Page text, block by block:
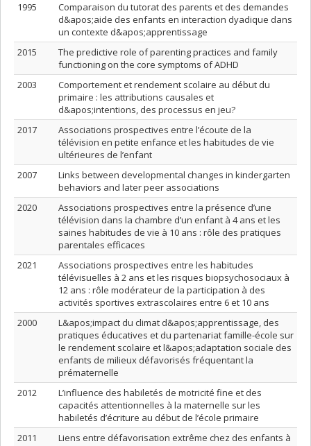
1995
Comparaison du tutorat des parents et des demandes
d&apos;aide des enfants en interaction dyadique dans
un contexte d&apos;apprentissage
2015
The predictive role of parenting practices and family
functioning on the core symptoms of ADHD
2003
Comportement et rendement scolaire au début du
primaire : les attributions causales et
d&apos;intentions, des processus en jeu?
2017
Associations prospectives entre l’écoute de la
télévision en petite enfance et les habitudes de vie
ultérieures de l’enfant
2007
Links between developmental changes in kindergarten
behaviors and later peer associations
2020
Associations prospectives entre la présence d’une
télévision dans la chambre d’un enfant à 4 ans et les
saines habitudes de vie à 10 ans : rôle des pratiques
parentales efficaces
2021
Associations prospectives entre les habitudes
télévisuelles à 2 ans et les risques biopsychosociaux à
12 ans : rôle modérateur de la participation à des
activités sportives extrascolaires entre 6 et 10 ans
2000
L&apos;impact du climat d&apos;apprentissage, des
pratiques éducatives et du partenariat famille-école sur
le rendement scolaire et l&apos;adaptation sociale des
enfants de milieux défavorisés fréquentant la
prématernelle
2012
L’influence des habiletés de motricité fine et des
capacités attentionnelles à la maternelle sur les
habiletés d’écriture au début de l’école primaire
2011
Liens entre défavorisation extrême chez des enfants à